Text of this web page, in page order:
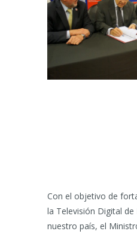
Con el objetivo de
la Televisión Digital de
nuestro país, el